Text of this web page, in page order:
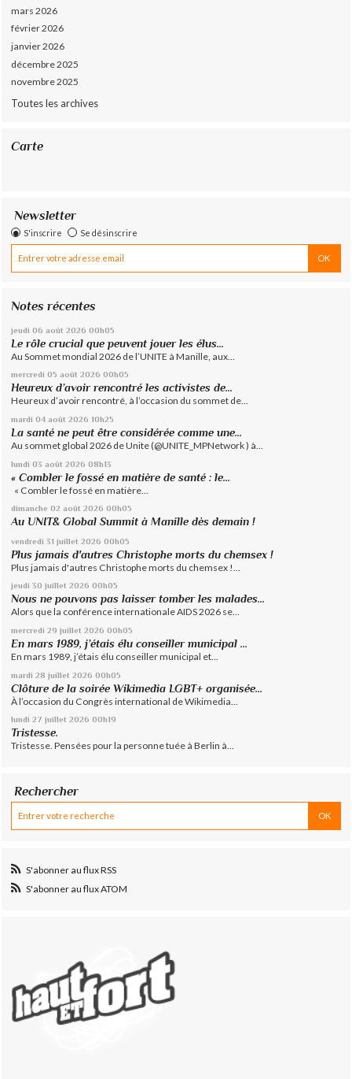
mars 2026
février 2026
janvier 2026
décembre 2025
novembre 2025
Toutes les archives
Carte
Newsletter
S'inscrire Se désinscrire
Notes récentes
jeudi 06 août 2026 00h05
Le rôle crucial que peuvent jouer les élus...
Au Sommet mondial 2026 de l’UNITE à Manille, aux...
mercredi 05 août 2026 00h05
Heureux d’avoir rencontré les activistes de...
Heureux d’avoir rencontré, à l’occasion du sommet de...
mardi 04 août 2026 10h25
La santé ne peut être considérée comme une...
Au sommet global 2026 de Unite (@UNITE_MPNetwork ) à...
lundi 03 août 2026 08h13
« Combler le fossé en matière de santé : le...
« Combler le fossé en matière...
dimanche 02 août 2026 00h05
Au UNIT& Global Summit à Manille dès demain !
vendredi 31 juillet 2026 00h05
Plus jamais d'autres Christophe morts du chemsex !
Plus jamais d'autres Christophe morts du chemsex !...
jeudi 30 juillet 2026 00h05
Nous ne pouvons pas laisser tomber les malades...
Alors que la conférence internationale AIDS 2026 se...
mercredi 29 juillet 2026 00h05
En mars 1989, j’étais élu conseiller municipal ...
En mars 1989, j’étais élu conseiller municipal et...
mardi 28 juillet 2026 00h05
Clôture de la soirée Wikimedia LGBT+ organisée...
À l’occasion du Congrès international de Wikimedia...
lundi 27 juillet 2026 00h19
Tristesse.
Tristesse. Pensées pour la personne tuée à Berlin à...
Rechercher
S'abonner au flux RSS
S'abonner au flux ATOM